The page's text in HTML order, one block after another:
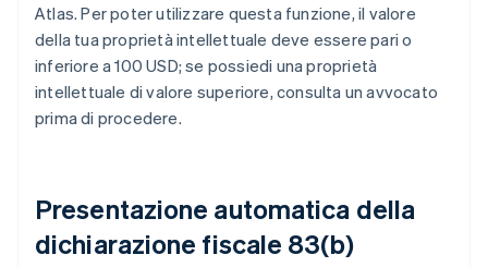
Atlas. Per poter utilizzare questa funzione, il valore
della tua proprietà intellettuale deve essere pari o
inferiore a 100 USD; se possiedi una proprietà
intellettuale di valore superiore, consulta un avvocato
prima di procedere.
Presentazione automatica della
dichiarazione fiscale 83(b)